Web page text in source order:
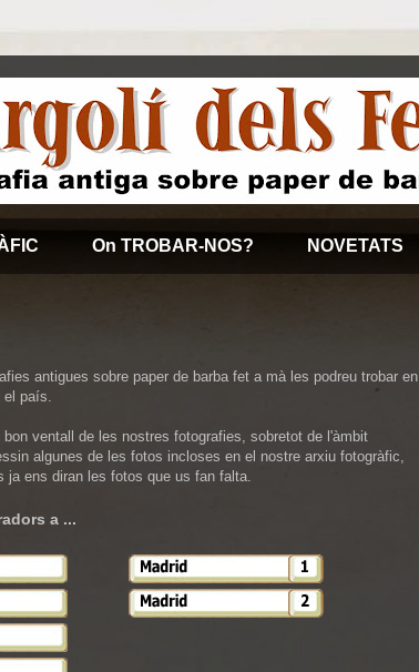
On TROBAR-NOS? NOVETATS
antigues sobre paper de barba fet a mà les podreu trobar en
el país.
ventall de les nostres fotografies, sobretot de l'àmbit
algunes de les fotos incloses en el nostre arxiu fotogràfic,
ja ens diran les fotos que us fan falta.
a ...